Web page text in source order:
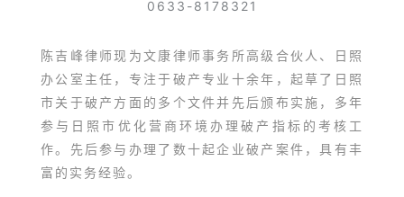
0 633-8178321
陈吉峰律师现为文康律师事务所高级合伙人、日照
办公室主任，专注于破产专业十余年，起草了日照
市关于破产方面的多个文件并先后颁布实施，多年
参与日照市优化营商环境办理破产指标的考核工
作。 先后参与办理了数十起企业破产案件，具有丰
富的实务经验。